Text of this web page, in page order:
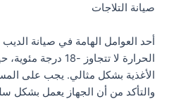
صيانة التلاجات
أحد العوامل الهامة في صيانة
الحرارة لا تتجاوز -
الأغذية بشكل مثالي. يجب على
والتأكد من أن الجهاز يعمل بشكل